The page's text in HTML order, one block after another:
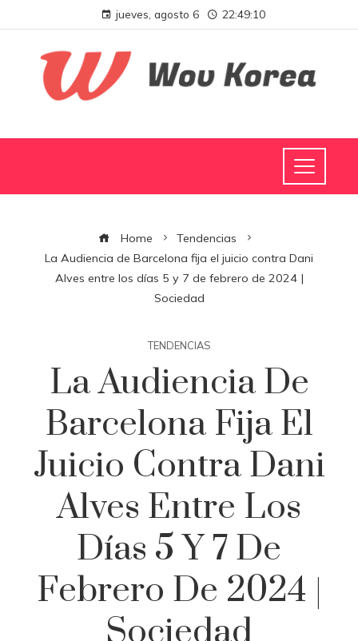
jueves, agosto 6 22:49:11
Home
Tendencias
La Audiencia de Barcelona fija el juicio contra Dani
Alves entre los días 5 y 7 de febrero de 2024 |
Sociedad
TENDENCIAS
La Audiencia De
Barcelona Fija El
Juicio Contra Dani
Alves Entre Los
Días 5 Y 7 De
Febrero De 2024 |
Sociedad